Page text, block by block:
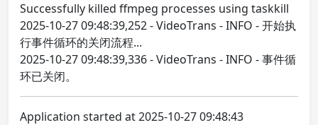
Successfully killed ffmpeg processes using taskkill
2025-10-27 09:48:39,252 - VideoTrans - INFO - 开始执
行事件循环的关闭流程...
2025-10-27 09:48:39,336 - VideoTrans - INFO - 事件循
环已关闭。
Application started at 2025-10-27 09:48:43